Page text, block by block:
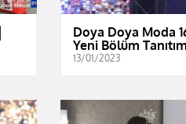
Doya Doya Moda
Yeni Bölüm
13/01/2023